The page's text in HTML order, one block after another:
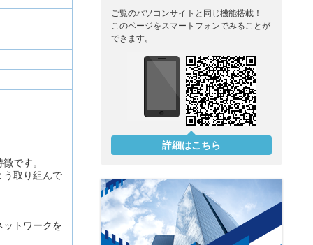
です。
う取り組んで
トワークを
ご覧のパソコンサイトと同じ機能搭載！
このページをスマートフォンでみることが
できます。
詳細はこちら